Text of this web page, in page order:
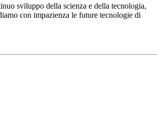
sviluppo della scienza e della tecnologia,
con impazienza le future tecnologie di